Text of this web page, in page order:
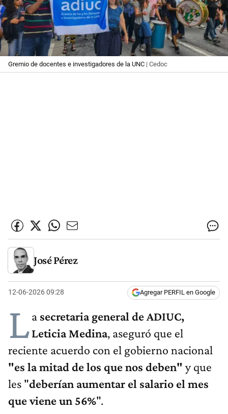
Gremio de docentes e investigadores de la UNC | Cedoc
José Pérez
12-06-2026 09:28 Agregar PERFIL en Google
La secretaria general de ADIUC,
Leticia Medina, aseguró que el
reciente acuerdo con el gobierno nacional
"es la mitad de los que nos deben" y que
les "deberían aumentar el salario el mes
que viene un 56%".